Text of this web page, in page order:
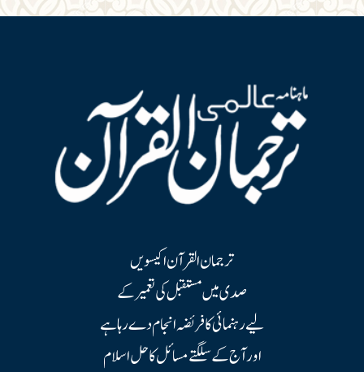
ترجمان القرآن اکیسویں
صدی میں مستقبل کی تعمیر کے
لیے رہنمائی کا فریضہ انجام دے رہا ہے
اور آج کے سلگتے مسائل کا حل اسلام